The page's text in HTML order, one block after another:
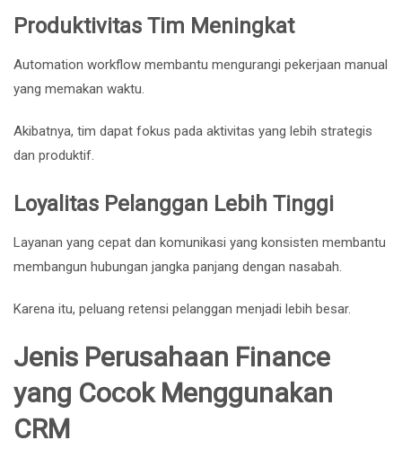
Produktivitas Tim Meningkat
Automation workflow membantu mengurangi pekerjaan manual
yang memakan waktu.
Akibatnya, tim dapat fokus pada aktivitas yang lebih strategis
dan produktif.
Loyalitas Pelanggan Lebih Tinggi
Layanan yang cepat dan komunikasi yang konsisten membantu
membangun hubungan jangka panjang dengan nasabah.
Karena itu, peluang retensi pelanggan menjadi lebih besar.
Jenis Perusahaan Finance
yang Cocok Menggunakan
CRM